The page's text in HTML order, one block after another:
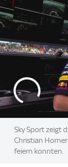
Sky Sport zeigt
Christian
feiern konnten.